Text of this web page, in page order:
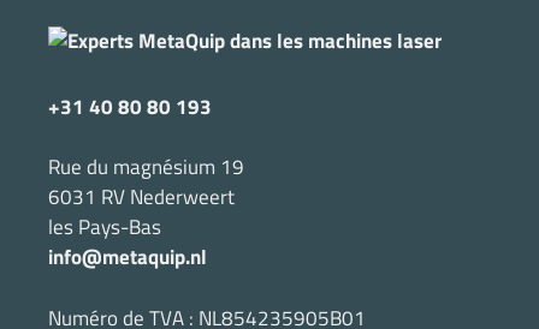
+31 40 80 80 193
Rue du magnésium 19
6031 RV Nederweert
les Pays-Bas
info@metaquip.nl
Numéro de TVA : NL854235905B01